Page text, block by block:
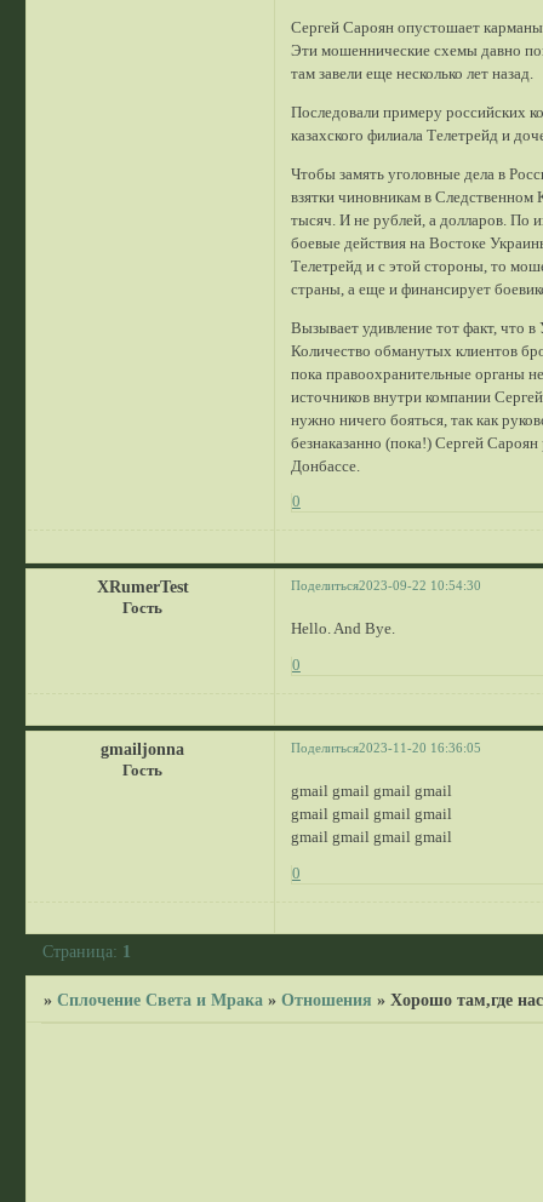
Сергей Сароян опустошает
Эти мошеннические схемы давно
там завели еще несколько лет назад.
Последовали примеру российских
казахского филиала Телетрейд и
Чтобы замять уголовные дела в
взятки чиновникам в
тысяч. И не рублей, а долларов. По
боевые действия на Востоке
Телетрейд и с этой стороны, то
страны, а еще и финансирует
Вызывает удивление тот факт, что в
Количество обманутых клиентов
пока правоохранительные органы
источников внутри компании
нужно ничего бояться, так как
безнаказанно (пока!) Сергей
Донбассе.
0
Поделиться2023-09-22 10:54:30
XRumerTest
Гость
Hello. And Bye.
0
Поделиться2023-11-20 16:36:05
gmailjonna
Гость
gmail gmail gmail gmail
gmail gmail gmail gmail
gmail gmail gmail gmail
0
Страница: 1
»Сплочение Света и Мрака »Отношения »Хорошо там,где